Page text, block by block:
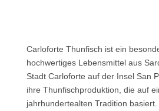
Carloforte Thunfisch ist ein
hochwertiges Lebensmittel aus
Stadt Carloforte auf der Insel San
ihre Thunfischproduktion, die auf
jahrhundertealten Tradition